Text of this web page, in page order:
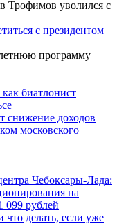
Трофимов уволился с
с президентом
программу
биатлонист
снижение доходов
московского
Чебоксары-Лада:
на
099 рублей
что делать, если уже